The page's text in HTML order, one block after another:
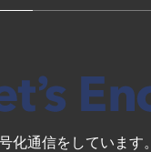
化通信をしています。